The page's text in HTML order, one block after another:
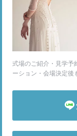
式場のご紹介・見学予
ーション・会場決定後